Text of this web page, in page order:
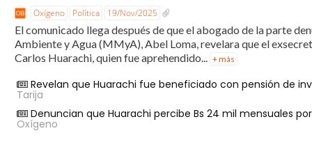
Oxígeno Política 19/Nov/2025
El comunicado llega después de que el abogado de la parte
Ambiente y Agua (MMyA), Abel Loma, revelara que el
Carlos Huarachi, quien fue aprehendido... + más
Revelan que Huarachi fue beneficiado con pensión de
Tarija
Denuncian que Huarachi percibe Bs 24 mil mensuales
Oxígeno